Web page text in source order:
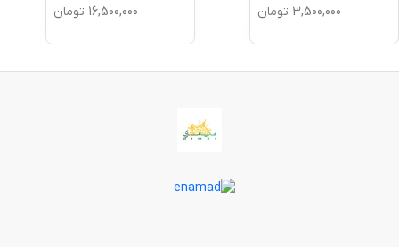
3,500,000 تومان 16,500,000 تومان